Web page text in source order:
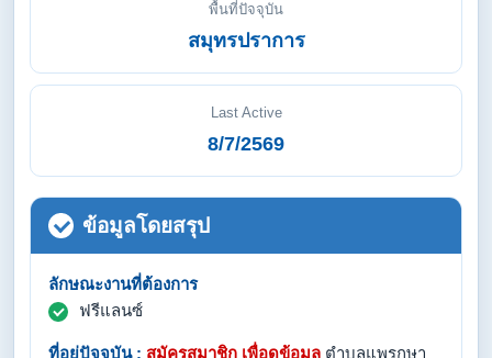
พื้นที่ปัจจุบัน
สมุทรปราการ
Last Active
8/7/2569
ข้อมูลโดยสรุป
ลักษณะงานที่ต้องการ
ฟรีแลนซ์
ที่อยู่ปัจจุบัน : สมัครสมาชิก เพื่อดูข้อมูล ตำบลแพรกษา